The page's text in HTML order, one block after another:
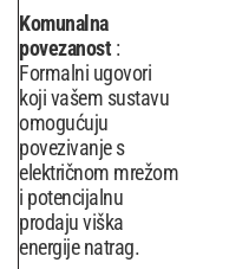
Komunalna
povezanost :
Formalni ugovori
koji vašem sustavu
omogućuju
povezivanje s
električnom mrežom
i potencijalnu
prodaju viška
energije natrag.